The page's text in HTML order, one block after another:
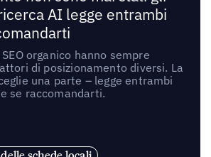
AI legge entrambi
organico hanno sempre
di posizionamento diversi. La
una parte – legge entrambi
se raccomandarti.